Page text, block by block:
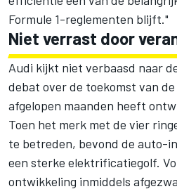
Formule 1-reglementen blijft."
Niet verrast door
Audi kijkt niet verbaasd naar
debat over de toekomst van de
afgelopen maanden heeft
Toen het merk met de vier
te betreden, bevond de auto-
een sterke elektrificatiegolf.
ontwikkeling inmiddels